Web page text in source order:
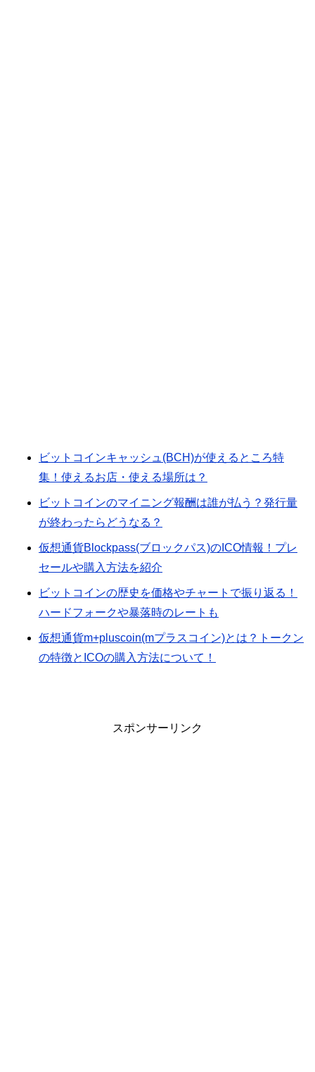
ビットコインキャッシュ(BCH)が使えるところ特
集！使えるお店・使える場所は？
ビットコインのマイニング報酬は誰が払う？発行量
が終わったらどうなる？
仮想通貨Blockpass(ブロックパス)のICO情報！プレ
セールや購入方法を紹介
ビットコインの歴史を価格やチャートで振り返る！
ハードフォークや暴落時のレートも
仮想通貨m+pluscoin(mプラスコイン)とは？トークン
の特徴とICOの購入方法について！
スポンサーリンク